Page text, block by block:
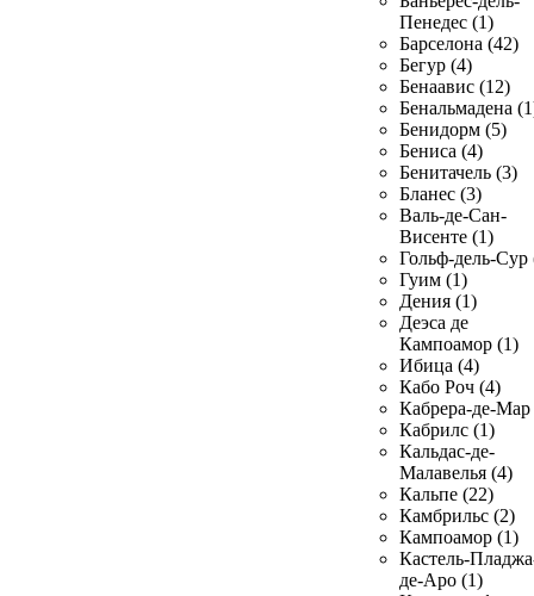
Пенедес (1)
Барселона (42)
Бегур (4)
Бенаавис (12)
Бенальмадена
Бенидорм (5)
Бениса (4)
Бенитачель (3)
Бланес (3)
Валь-де-Сан-
Висенте (1)
Гольф-дель-Сур
Гуим (1)
Дения (1)
Деэса де
Кампоамор (1)
Ибица (4)
Кабо Роч (4)
Кабрера-де-Мар
Кабрилс (1)
Кальдас-де-
Малавелья (4)
Кальпе (22)
Камбрильс (2)
Кампоамор (1)
Кастель-
де-Аро (1)